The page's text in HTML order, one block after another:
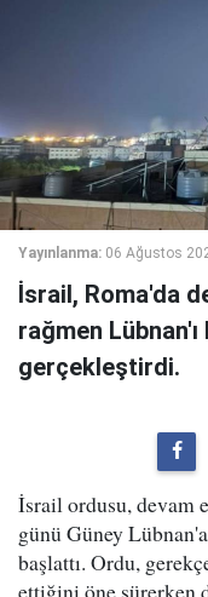
Yayınlanma: 06 Ağustos
İsrail, Roma'da
rağmen Lübnan'ı
gerçekleştirdi.
İsrail ordusu, devam
günü Güney
başlattı. Ordu,
ettiğini öne sürerken